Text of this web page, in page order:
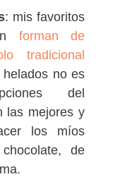
: mis favoritos
forman de
tradicional
no es
del
las mejores y
los míos
de